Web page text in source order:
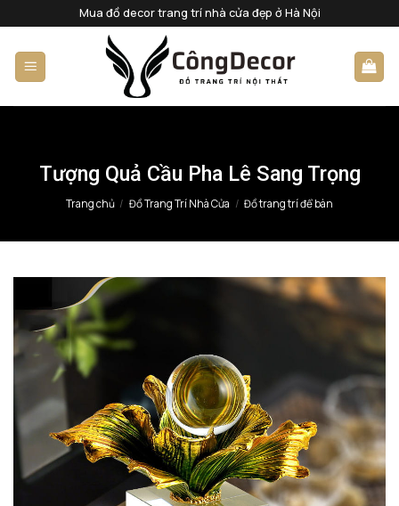
qua
nội
dung
Mua đồ decor trang trí nhà cửa đẹp ở Hà Nội
Tượng Quả Cầu Pha Lê Sang Trọng
Trang chủ / Đồ Trang Trí Nhà Cửa / Đồ trang trí để bàn